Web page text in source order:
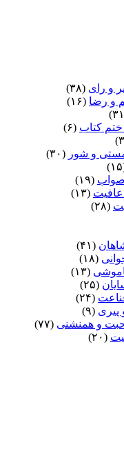
و رای (۳۸)
و رضا (۱۶)
کتاب (۶)
و شور (۳۰)
صواب (۱۹)
(۱۳)
(۲۸)
(۴۱)
(۱۸)
(۱۳)
(۲۵)
(۲۴)
پیرى (۹)
و همنشنى (۷۷)
(۲۰)